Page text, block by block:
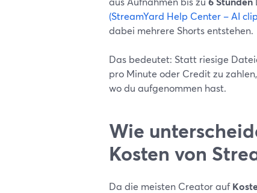
(StreamYard Help Center – AI
dabei mehrere Shorts entstehen.
Das bedeutet: Statt riesige
pro Minute oder Credit zu
wo du aufgenommen hast.
Wie
Kosten von
Da die meisten Creator auf